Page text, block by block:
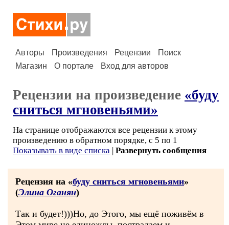
Авторы Произведения Рецензии
Поиск
Магазин
О портале Вход для авторов
Рецензии на произведение «буду
сниться мгновеньями»
На странице отображаются все рецензии к этому
произведению в обратном порядке, с 5 по 1
Показывать в виде списка | Развернуть сообщения
Рецензия на «буду сниться мгновеньями»
(Элина Оганян)
Так и будет!)))Но, до Этого, мы ещё поживём в